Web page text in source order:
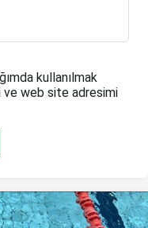
kullanılmak
ve web site adresimi